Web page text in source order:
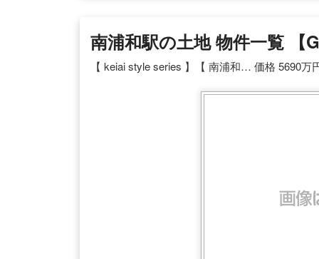
南浦和駅の土地 物件一覧
【 keiai style series 】【 南浦和… 価格 5690